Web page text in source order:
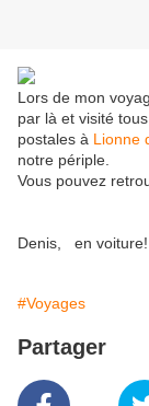
Lors de mon
par là et visité
postales à Lionne
notre périple.
Vous pouvez
Denis, en voiture!
#Voyages
Partager